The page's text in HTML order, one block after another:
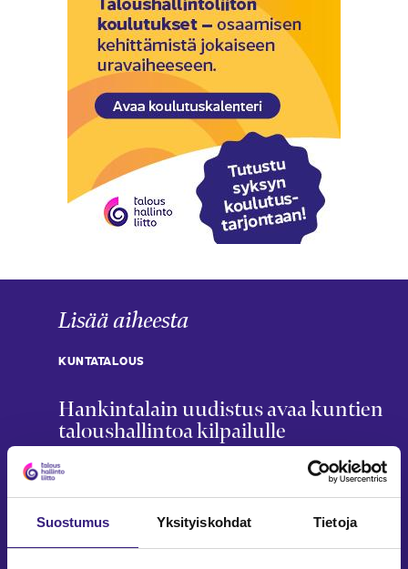
Suostumus Yksityiskohdat Tietoja
Lisää aiheesta
KUNTATALOUS
Hankintalain uudistus avaa kuntien
taloushallintoa kilpailulle
Matti Remes
27.5.2026
KUNTATALOUS
Testaa tietosi kuntien ja
hyvinvointialueiden kirjanpidosta ja